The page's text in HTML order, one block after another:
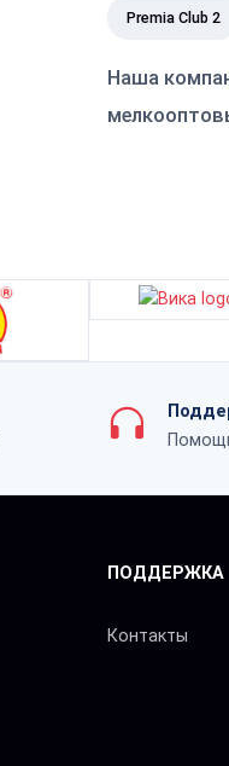
Premia Club 2
Наша
ПОДДЕРЖКА
Контакты